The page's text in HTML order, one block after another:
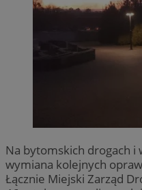
Na bytomskich drogach i
wymiana kolejnych
Łącznie Miejski Zarząd